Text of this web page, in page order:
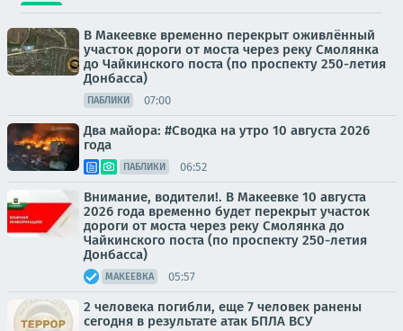
В Макеевке временно перекрыт оживлённый
участок дороги от моста через реку Смолянка
до Чайкинского поста (по проспекту 250-летия
Донбасса)
ПАБЛИКИ 07:00
Два майора: #Сводка на утро 10 августа 2026
года
ПАБЛИКИ 06:52
Внимание, водители!. В Макеевке 10 августа
2026 года временно будет перекрыт участок
дороги от моста через реку Смолянка до
Чайкинского поста (по проспекту 250-летия
Донбасса)
МАКЕЕВКА 05:57
2 человека погибли, еще 7 человек ранены
сегодня в результате атак БПЛА ВСУ